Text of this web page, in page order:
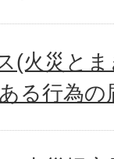
(火災と
る行為の